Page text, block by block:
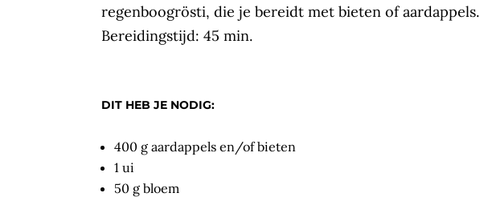
regenboogrösti, die je bereidt met bieten of aardappels.
Bereidingstijd: 45 min.
DIT HEB JE NODIG:
400 g aardappels en/of bieten
1 ui
50 g bloem